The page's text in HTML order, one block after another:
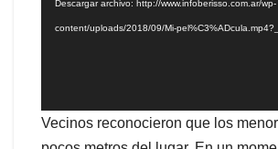
Descargar archivo: http://www.infoberisso.com.ar/wp-
content/uploads/2018/09/Mi-
Vecinos reconocieron que los